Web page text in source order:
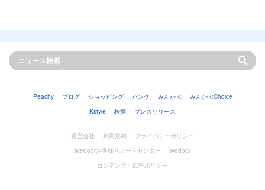
Peachy ブログ ショッピング バンク みんかぶ
みんかぶChoice
Kstyle
株探 プレスリリース
運営会社 利用規約
プライバシーポリシー
livedoorお客様サポートセンター
livedoor
コンテンツ・広告ポリシー